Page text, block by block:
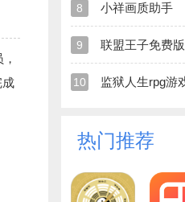
成
8 小祥画质助手
9 联盟王子免费版
10
热门推荐